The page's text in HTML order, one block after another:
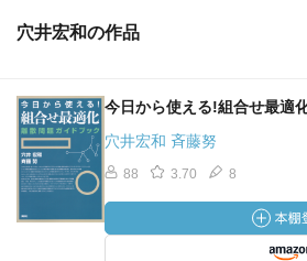
穴井宏和の作品
今日から使える!組合せ最適
穴井宏和 斉藤努
88 3.70 8